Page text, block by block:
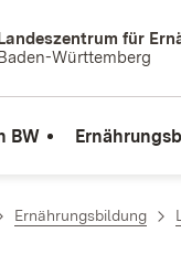
für
Württemberg
BW
Ernährungsbildung